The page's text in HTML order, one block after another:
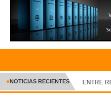
INICIO
CRÓNICA
●NOTICIAS RECIENTES ENTRE